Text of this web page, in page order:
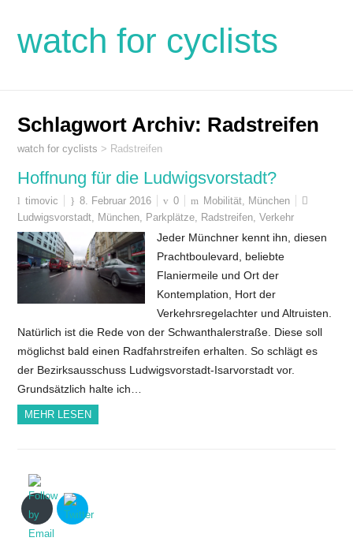
watch for cyclists
Schlagwort Archiv: Radstreifen
watch for cyclists > Radstreifen
Hoffnung für die Ludwigsvorstadt?
timovic 8. Februar 2016 0 Mobilität, München
Ludwigsvorstadt, München, Parkplätze, Radstreifen,Verkehr
Jeder Münchner kennt ihn, diesen
Prachtboulevard, beliebte
Flaniermeile und Ort der
Kontemplation, Hort der
Verkehrsregelachter und Altruisten.
Natürlich ist die Rede von der Schwanthalerstraße. Diese soll
möglichst bald einen Radfahrstreifen erhalten. So schlägt es
der Bezirksausschuss Ludwigsvorstadt-Isarvorstadt vor.
Grundsätzlich halte ich…
MEHR LESEN